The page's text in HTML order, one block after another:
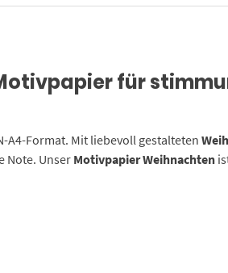
für
A4-Format. Mit liebevoll gestalteten
Note. UnserMotivpapier Weihnachten